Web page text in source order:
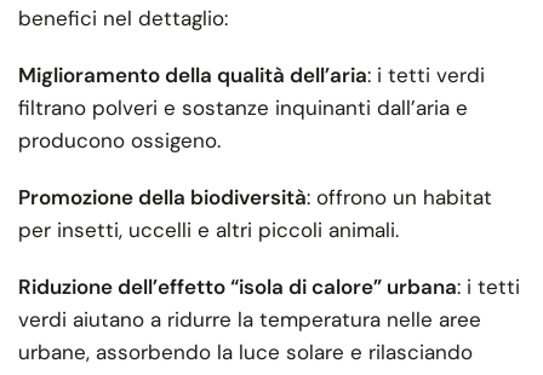
benefici nel dettaglio:
Miglioramento della qualità dell’aria: i tetti verdi
filtrano polveri e sostanze inquinanti dall’aria e
producono ossigeno.
Promozione della biodiversità: offrono un habitat
per insetti, uccelli e altri piccoli animali.
Riduzione dell’effetto “isola di calore” urbana: i tetti
verdi aiutano a ridurre la temperatura nelle aree
urbane, assorbendo la luce solare e rilasciando